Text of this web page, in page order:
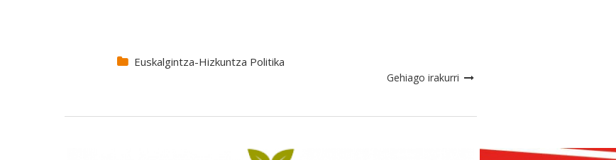
Euskalgintza-Hizkuntza Politika
Gehiago irakurri